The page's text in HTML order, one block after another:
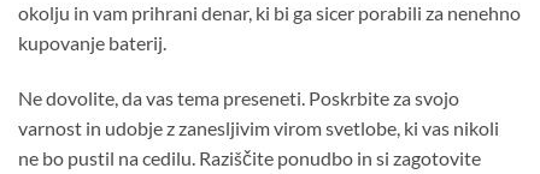
okolju in vam prihrani denar, ki bi ga sicer porabili za nenehno
kupovanje baterij.
Ne dovolite, da vas tema preseneti. Poskrbite za svojo
varnost in udobje z zanesljivim virom svetlobe, ki vas nikoli
ne bo pustil na cedilu. Raziščite ponudbo in si zagotovite